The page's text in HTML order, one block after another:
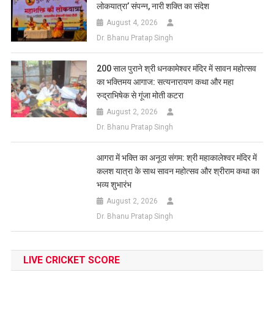
लोकयात्रा’ संपन्न, नारी शक्ति का संदेश
August 4, 2026
Dr. Bhanu Pratap Singh
200 साल पुराने श्री धनकामेश्वर मंदिर में सावन महोत्सव
का भक्तिमय आगाज: सत्यनारायण कथा और महा
रुद्राभिषेक से गूंजा मोती कटरा
August 2, 2026
Dr. Bhanu Pratap Singh
आगरा में भक्ति का अनूठा संगम: श्री महाकालेश्वर मंदिर में
कलश यात्रा के साथ सावन महोत्सव और श्रीराम कथा का
भव्य शुभारंभ
August 2, 2026
Dr. Bhanu Pratap Singh
LIVE CRICKET SCORE